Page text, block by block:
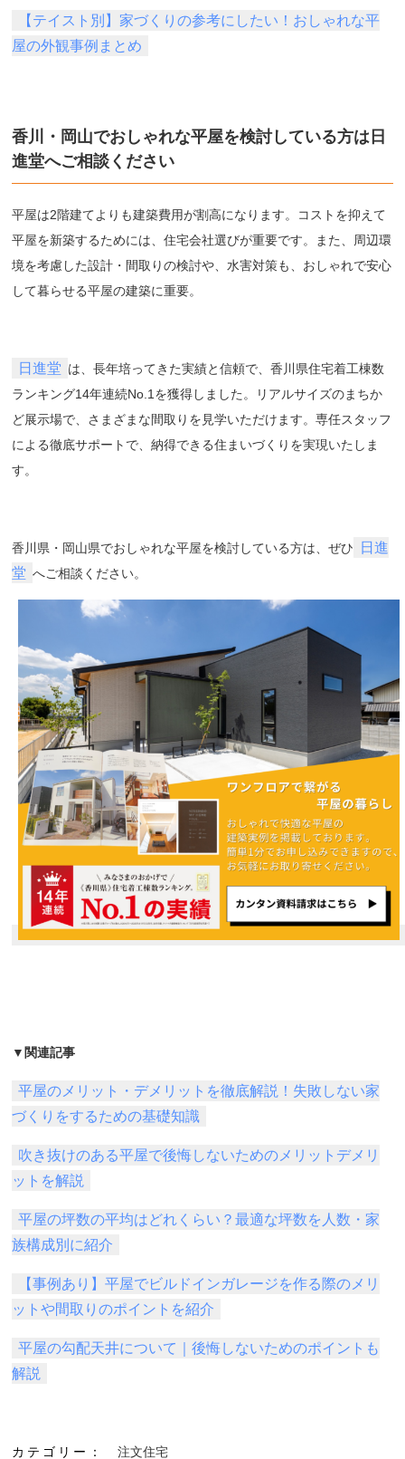
【テイスト別】家づくりの参考にしたい！おしゃれな平
屋の外観事例まとめ
香川・岡山でおしゃれな平屋を検討している方は日
進堂へご相談ください
平屋は2階建てよりも建築費用が割高になります。コストを抑えて
平屋を新築するためには、住宅会社選びが重要です。また、周辺環
境を考慮した設計・間取りの検討や、水害対策も、おしゃれで安心
して暮らせる平屋の建築に重要。
日進堂 は、長年培ってきた実績と信頼で、香川県住宅着工棟数
ランキング14年連続No.1を獲得しました。リアルサイズのまちか
ど展示場で、さまざまな間取りを見学いただけます。専任スタッフ
による徹底サポートで、納得できる住まいづくりを実現いたしま
す。
香川県・岡山県でおしゃれな平屋を検討している方は、ぜひ
日進
堂 へご相談ください。
▼関連記事
平屋のメリット・デメリットを徹底解説！失敗しない家
づくりをするための基礎知識
吹き抜けのある平屋で後悔しないためのメリットデメリ
ットを解説
平屋の坪数の平均はどれくらい？最適な坪数を人数・家
族構成別に紹介
【事例あり】平屋でビルドインガレージを作る際のメリ
ットや間取りのポイントを紹介
平屋の勾配天井について｜後悔しないためのポイントも
解説
カテゴリー： 注文住宅